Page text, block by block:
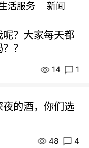
每周铁发！
活服务 新闻
？大家每天都
？
14 1
的酒，你们选
48 4